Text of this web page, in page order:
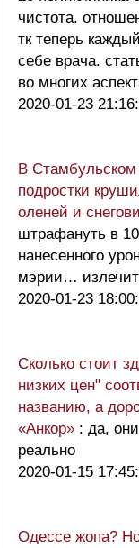
чистота.
тк теперь
себе врача.
во многих
2020-01-23
В
подростки
оленей и
штрафануть в
нанесенного
мэрии…
2020-01-23
Сколько стоит
низких цен"
названию, а
«Анкор» : да,
реально
2020-01-15
Одессе жопа?